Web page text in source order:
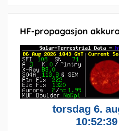
HF-propagasjon